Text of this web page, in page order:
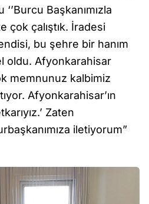
Başkanımızla
çok çalıştık. İradesi
bu şehre bir hanım
oldu. Afyonkarahisar
memnunuz kalbimiz
Afyonkarahisar’ın
Zaten
iletiyorum”